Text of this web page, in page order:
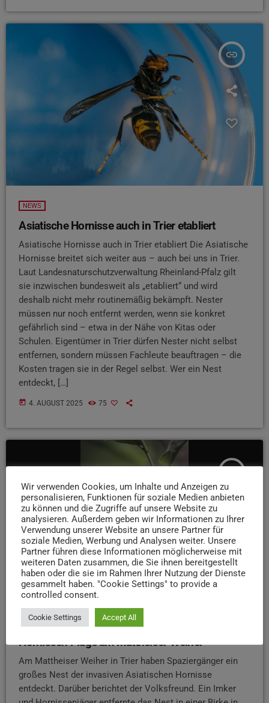
insert_link
NEWS
Asiatische Hornisse auch in Trier etabliert
Asiatische Hornisse auch in Trier etabliert Die Asiatische
Hornisse breitet sich weiter aus – auch bei uns in Trier.
Laut Landesnaturschutzverwaltung Rheinland-Pfalz gilt
sie inzwischen bundesweit als „etabliert“ und wird
deshalb nicht mehr routinemäßig bekämpft. Nester
müssen nur noch entfernt werden, wenn sie konkret
gefährlich sind – etwa in der Nähe von Kitas oder
Schulen. Eigentümer in Trier dürfen Nester nicht selbst
entfernen, sondern müssen Fachleute beauftragen – die
Kosten tragen sie in der Regel selbst. Wer ein Nest
entdeckt, […]
today 4. AUGUST 2025 75
NEWS
Hornissen Plage am Mattheiser Weiher
Am Mattheiser Weiher in Trier haben Spaziergänger ein
großes Nest der invasiven Asiatischen Hornisse
entdeckt. Darüber berichtet der Volksfreund. Ein Imker
Wir verwenden Cookies, um Inhalte und Anzeigen zu
personalisieren, Funktionen für soziale Medien anbieten
zu können und die Zugriffe auf unsere Website zu
analysieren. Außerdem geben wir Informationen zu Ihrer
Verwendung unserer Website an unsere Partner für
soziale Medien, Werbung und Analysen weiter. Unsere
Partner führen diese Informationen möglicherweise mit
weiteren Daten zusammen, die Sie ihnen bereitgestellt
haben oder die sie im Rahmen Ihrer Nutzung der Dienste
gesammelt haben. "Cookie Settings" to provide a
controlled consent.
Cookie Settings Accept All